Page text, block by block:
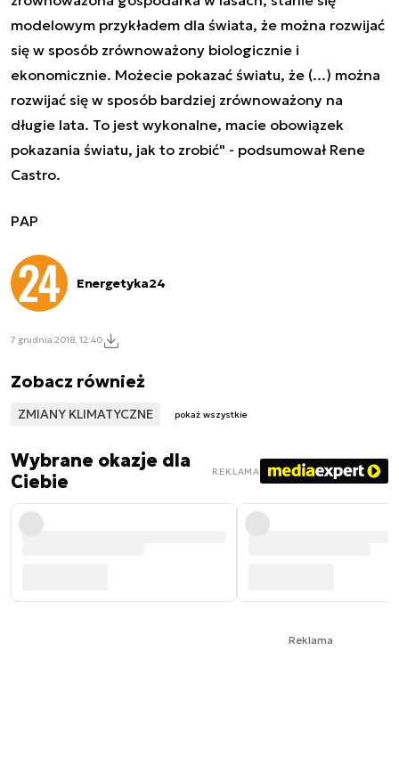
modelowym przykładem dla świata, że można rozwijać
się w sposób zrównoważony biologicznie i
ekonomicznie. Możecie pokazać światu, że (...) można
rozwijać się w sposób bardziej zrównoważony na
długie lata. To jest wykonalne, macie obowiązek
pokazania światu, jak to zrobić" - podsumował Rene
Castro.
PAP
Energetyka24
7 grudnia 2018, 12:40
Zobacz również
ZMIANY KLIMATYCZNE pokaż wszystkie
Wybrane okazje dla
Ciebie
REKLAMA
Reklama